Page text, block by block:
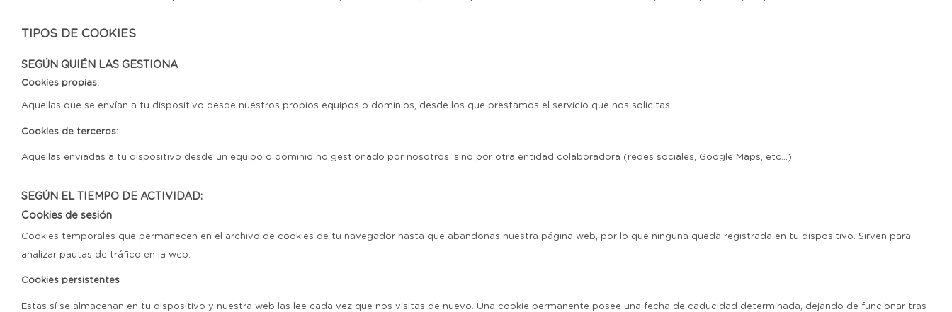
TIPOS DE COOKIES
SEGÚN QUIÉN LAS GESTIONA
Cookies propias:
Aquellas que se envían a tu dispositivo desde nuestros propios equipos o dominios, desde los que prestamos el servicio que nos solicitas.
Cookies de terceros:
Aquellas enviadas a tu dispositivo desde un equipo o dominio no gestionado por nosotros, sino por otra entidad colaboradora (redes sociales, Google Maps, etc...)
SEGÚN EL TIEMPO DE ACTIVIDAD:
Cookies de sesión
Cookies temporales que permanecen en el archivo de cookies de tu navegador hasta que abandonas nuestra página web, por lo que ninguna queda registrada en tu dispositivo. Sirven para
analizar pautas de tráfico en la web.
Cookies persistentes
Estas sí se almacenan en tu dispositivo y nuestra web las lee cada vez que nos visitas de nuevo. Una cookie permanente posee una fecha de caducidad determinada, dejando de funcionar tras